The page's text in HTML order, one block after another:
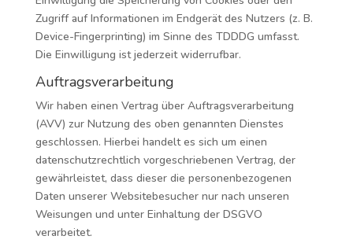
Zugriff auf Informationen im Endgerät des Nutzers (z. B.
Device-Fingerprinting) im Sinne des TDDDG umfasst.
Die Einwilligung ist jederzeit widerrufbar.
Auftragsverarbeitung
Wir haben einen Vertrag über Auftragsverarbeitung
(AVV) zur Nutzung des oben genannten Dienstes
geschlossen. Hierbei handelt es sich um einen
datenschutzrechtlich vorgeschriebenen Vertrag, der
gewährleistet, dass dieser die personenbezogenen
Daten unserer Websitebesucher nur nach unseren
Weisungen und unter Einhaltung der DSGVO
verarbeitet.